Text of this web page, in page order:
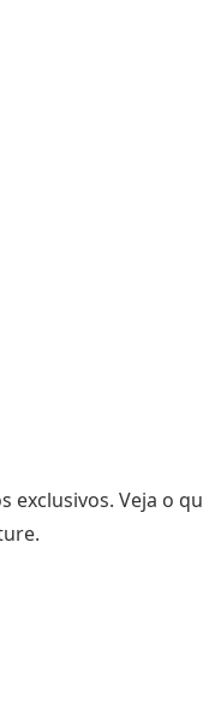
exclusivos. Veja o